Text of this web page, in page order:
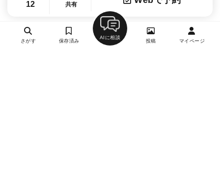
12 共有
さがす 保存済み
AIに相談
投稿 マイページ